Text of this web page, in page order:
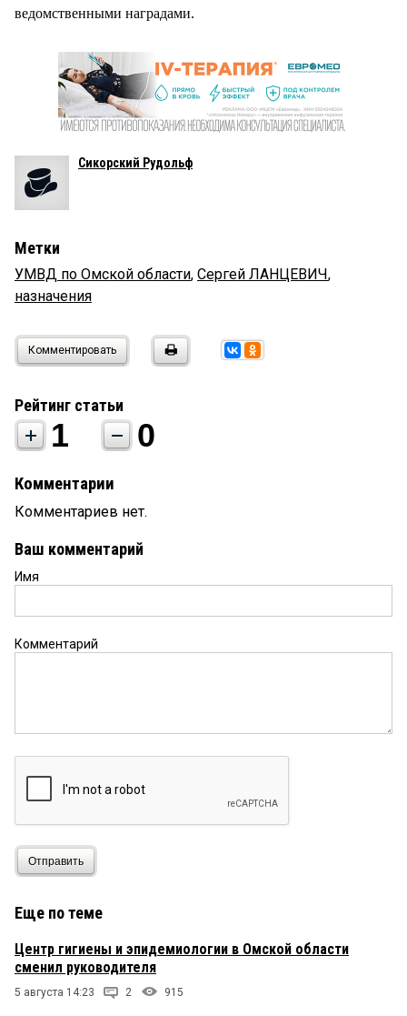
ведомственными наградами.
Сикорский Рудольф
Метки
УМВД по Омской области, Сергей ЛАНЦЕВИЧ,
назначения
Комментировать
Рейтинг статьи
1 0
Комментарии
Комментариев нет.
Ваш комментарий
Имя
Комментарий
Отправить
Еще по теме
Центр гигиены и эпидемиологии в Омской области
сменил руководителя
5 августа 14:23 2 915